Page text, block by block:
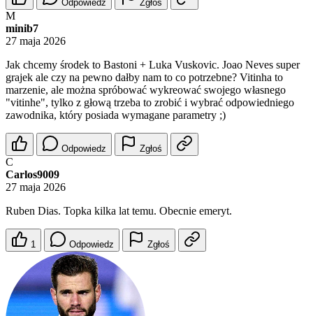
Odpowiedz Zgłoś
M
minib7
27 maja 2026
Jak chcemy środek to Bastoni + Luka Vuskovic. Joao Neves super
grajek ale czy na pewno dałby nam to co potrzebne? Vitinha to
marzenie, ale można spróbować wykreować swojego własnego
"vitinhe", tylko z głową trzeba to zrobić i wybrać odpowiedniego
zawodnika, który posiada wymagane parametry ;)
Odpowiedz Zgłoś
C
Carlos9009
27 maja 2026
Ruben Dias. Topka kilka lat temu. Obecnie emeryt.
1 Odpowiedz Zgłoś